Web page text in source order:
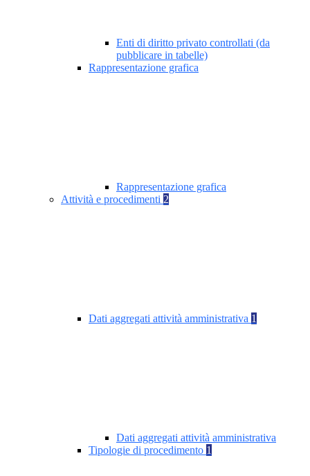
Enti di diritto privato controllati (da
pubblicare in tabelle)
Rappresentazione grafica
Rappresentazione grafica
Attività e procedimenti 2
Dati aggregati attività amministrativa 1
Dati aggregati attività amministrativa
Tipologie di procedimento 1